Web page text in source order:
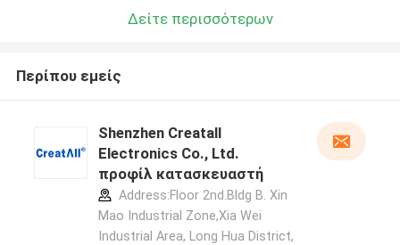
Δείτε περισσότερων
Περίπου εμείς
Shenzhen Creatall
Electronics Co., Ltd.
προφίλ κατασκευαστή
Address:Floor 2nd.Bldg B. Xin
Mao Industrial Zone,Xia Wei
Industrial Area, Long Hua District,